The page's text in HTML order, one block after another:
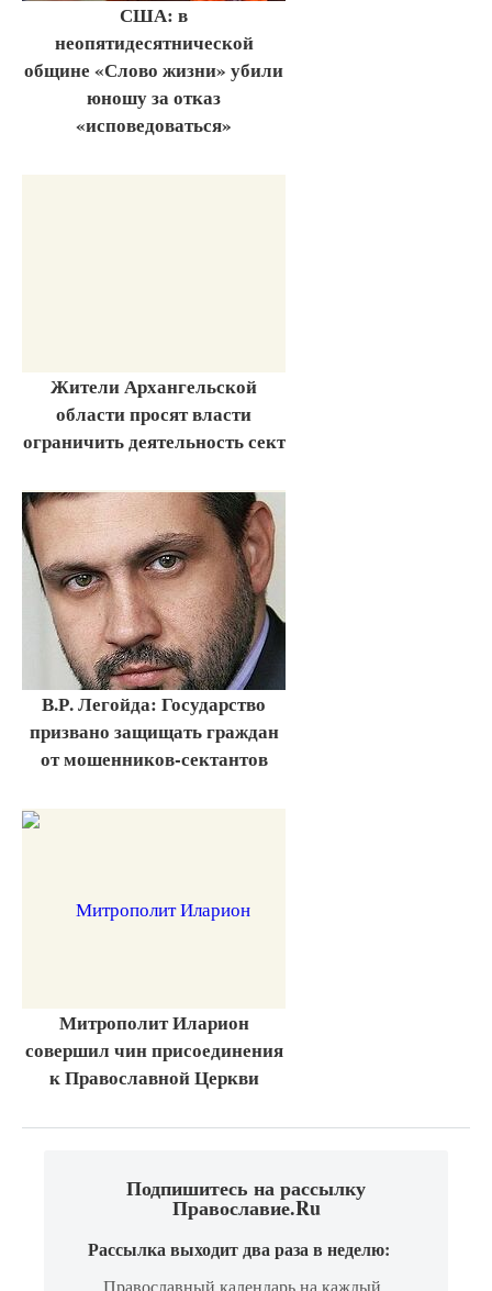
США: в
неопятидесятнической
общине «Слово жизни» убили
юношу за отказ
«исповедоваться»
Жители Архангельской
области просят власти
ограничить деятельность сект
В.Р. Легойда: Государство
призвано защищать граждан
от мошенников-сектантов
Митрополит Иларион
совершил чин присоединения
к Православной Церкви
Подпишитесь на рассылку
Православие.Ru
Рассылка выходит два раза в неделю:
Православный календарь на каждый